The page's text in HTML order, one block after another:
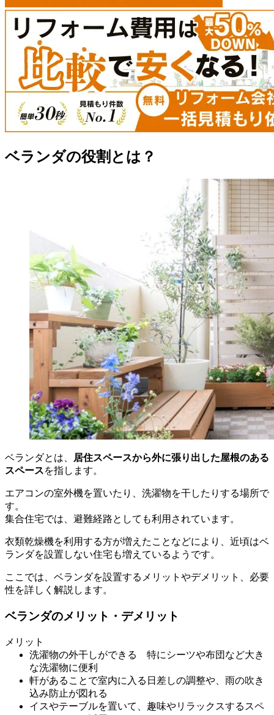
ベランダの役割とは？
ベランダとは、
居住スペースから外に張り出した屋根のある
スペースを指します。
エアコンの室外機を置いたり、洗濯物を干したりする場所で
す。
集合住宅では、避難経路としても利用されています。
衣類乾燥機を利用する方が増えたことなどにより、近頃はベ
ランダを設置しない住宅も増えているようです。
ここでは、ベランダを設置するメリットやデメリット、必要
性を詳しく解説します。
ベランダのメリット・デメリット
メリット
洗濯物の外干しができる 特にシーツや布団など大き
な洗濯物に便利
軒があることで室内に入る日差しの調整や、雨の吹き
込み防止が図れる
イスやテーブルを置いて、趣味やリラックスするスペ